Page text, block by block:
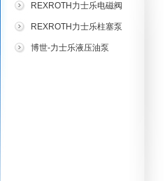
REXROTH力士乐电磁阀
REXROTH力士乐柱塞泵
博世-力士乐液压油泵